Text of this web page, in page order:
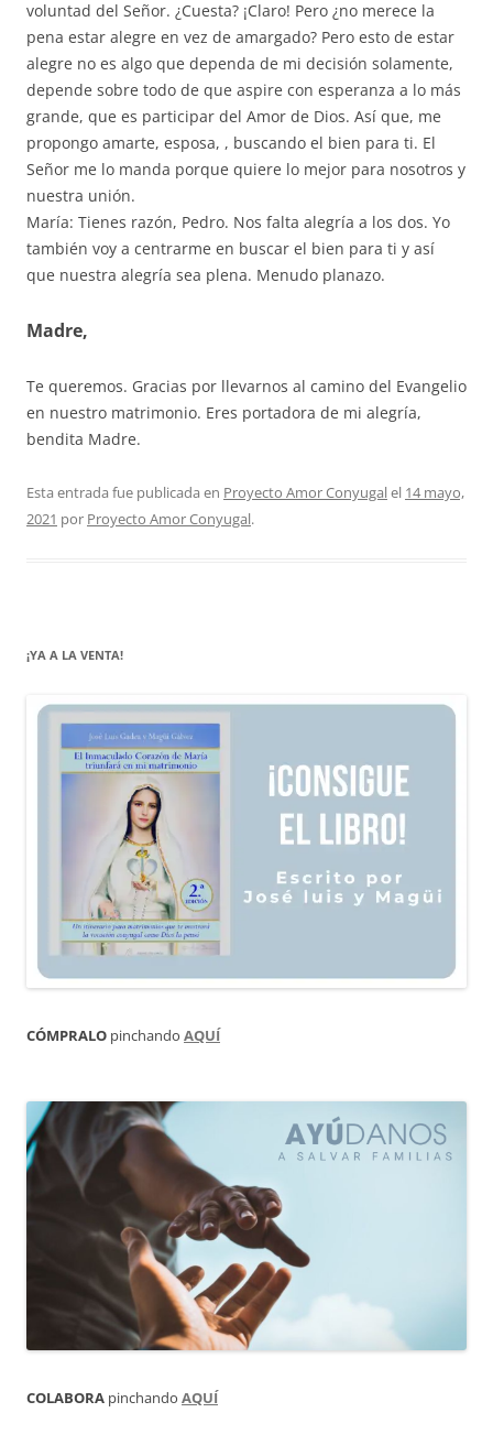
voluntad del Señor. ¿Cuesta? ¡Claro! Pero ¿no merece la
pena estar alegre en vez de amargado? Pero esto de estar
alegre no es algo que dependa de mi decisión solamente,
depende sobre todo de que aspire con esperanza a lo más
grande, que es participar del Amor de Dios. Así que, me
propongo amarte, esposa, , buscando el bien para ti. El
Señor me lo manda porque quiere lo mejor para nosotros y
nuestra unión.
María: Tienes razón, Pedro. Nos falta alegría a los dos. Yo
también voy a centrarme en buscar el bien para ti y así
que nuestra alegría sea plena. Menudo planazo.
Madre,
Te queremos. Gracias por llevarnos al camino del Evangelio
en nuestro matrimonio. Eres portadora de mi alegría,
bendita Madre.
Esta entrada fue publicada en Proyecto Amor Conyugalel 14 mayo,
2021 por Proyecto Amor Conyugal.
¡YA A LA VENTA!
CÓMPRALO pinchando AQUÍ
COLABORA pinchando AQUÍ